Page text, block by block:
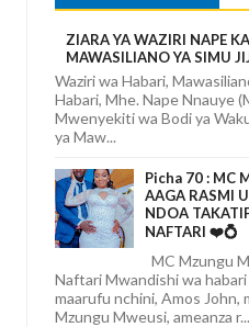
ZIARA YA WAZIRI NAPE
MAWASILIANO YA SIMU
Waziri wa Habari,
Habari, Mhe. Nape Nnauye
Mwenyekiti wa Bodi ya
ya Maw...
Picha 70 : MC
AAGA RASMI
NDOA
NAFTARI ❤️💍
MC Mzungu
Naftari Mwandishi wa
maarufu nchini, Amos John,
Mzungu Mweusi, ameanza r...